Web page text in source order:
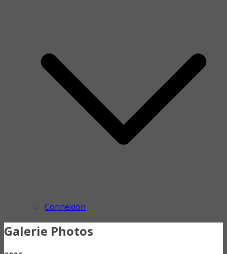
Connexion
Galerie Photos